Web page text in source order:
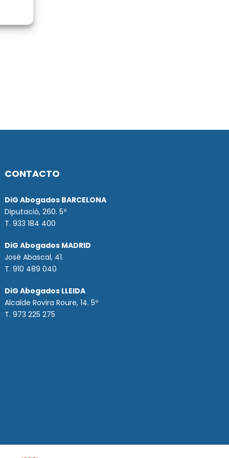
CONTACTO
DiG Abogados BARCELONA
Diputació, 260. 5º
T. 933 184 400
DiG Abogados MADRID
José Abascal, 41.
T.910 489 040
DiG Abogados LLEIDA
Alcalde Rovira Roure, 14. 5º
T. 973 225 275